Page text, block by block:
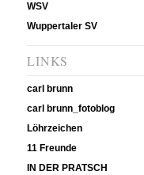
WSV
Wuppertaler SV
LINKS
carl brunn
carl brunn_fotoblog
Löhrzeichen
11 Freunde
IN DER PRATSCH